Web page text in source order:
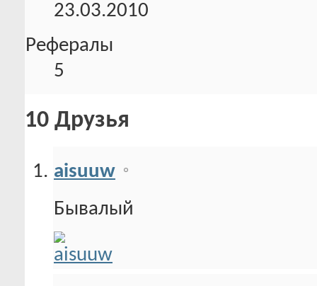
23.03.2010
Рефералы
5
10 Друзья
aisuuw
Бывалый